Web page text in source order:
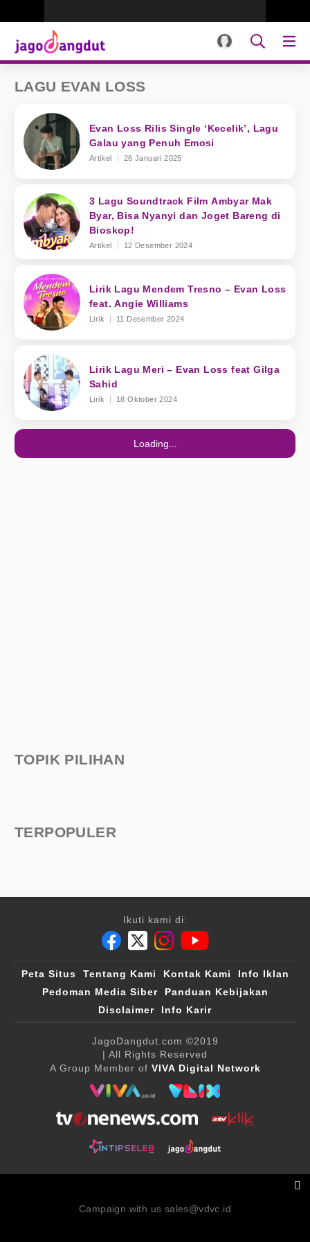
LAGU EVAN LOSS
Evan Loss Rilis Single ‘Kecelik’, Lagu
Galau yang Penuh Emosi
Artikel 26 Januari 2025
3 Lagu Soundtrack Film Ambyar Mak
Byar, Bisa Nyanyi dan Joget Bareng di
Bioskop!
Artikel 12 Desember 2024
Lirik Lagu Mendem Tresno – Evan Loss
feat. Angie Williams
Lirik 11 Desember 2024
Lirik Lagu Meri – Evan Loss feat Gilga
Sahid
Lirik 18 Oktober 2024
Loading...
TOPIK PILIHAN
TERPOPULER
Ikuti kami di:
Peta Situs Tentang Kami Kontak Kami
Info Iklan
Pedoman Media Siber
Panduan Kebijakan
Disclaimer
Info Karir
JagoDangdut.com ©2019
| All Rights Reserved
A Group Member of VIVA Digital Network
